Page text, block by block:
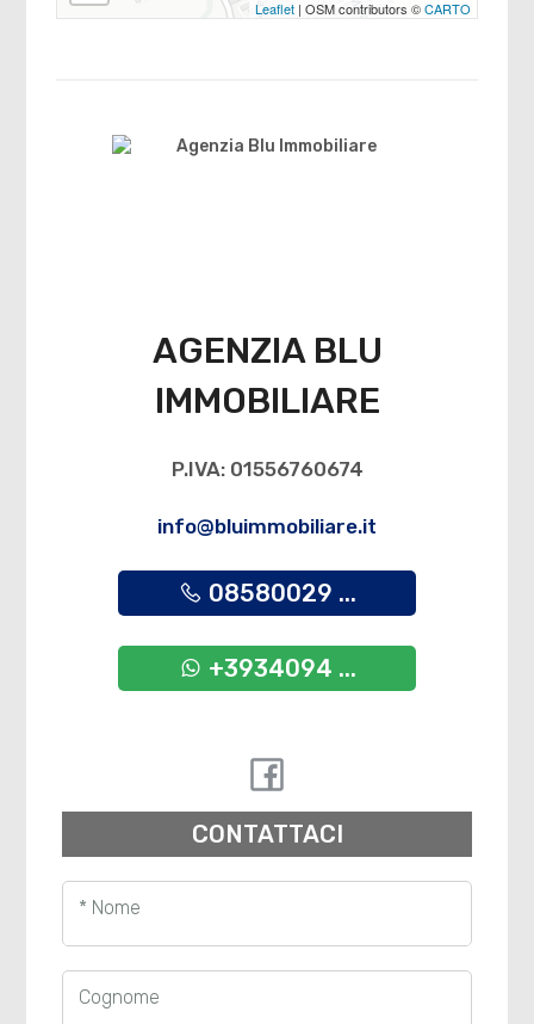
Leaflet| OSM contributors ©CARTO
AGENZIA BLU
IMMOBILIARE
P.IVA: 01556760674
info@bluimmobiliare.it
08580029 ...
+3934094 ...
CONTATTACI
* Nome
Cognome